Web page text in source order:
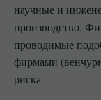
научные и
производство.
проводимые
фирмами
риска.